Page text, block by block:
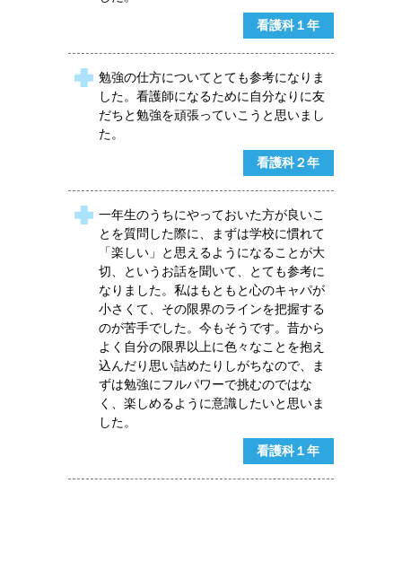
看護科１年
勉強の仕方についてとても参考になりま
した。看護師になるために自分なりに友
だちと勉強を頑張っていこうと思いまし
た。
看護科２年
一年生のうちにやっておいた方が良いこ
とを質問した際に、まずは学校に慣れて
「楽しい」と思えるようになることが大
切、というお話を聞いて、とても参考に
なりました。私はもともと心のキャパが
小さくて、その限界のラインを把握する
のが苦手でした。今もそうです。昔から
よく自分の限界以上に色々なことを抱え
込んだり思い詰めたりしがちなので、ま
ずは勉強にフルパワーで挑むのではな
く、楽しめるように意識したいと思いま
した。
看護科１年